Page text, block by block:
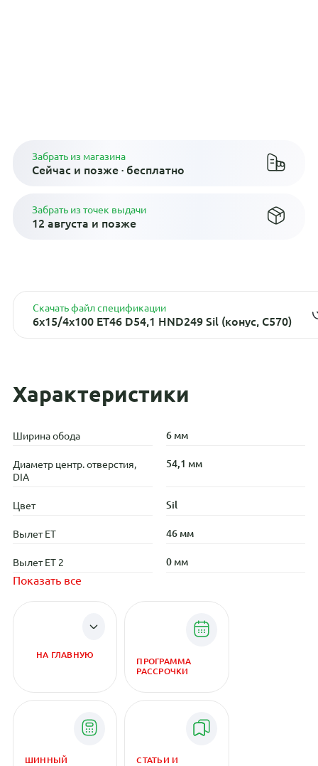
Забрать из магазина
Сейчас и позже · бесплатно
Забрать из точек выдачи
12 августа и позже
Скачать файл спецификации
6x15/4x100 ET46 D54,1 HND249 Sil (конус, C570)
Характеристики
Ширина обода 6 мм
Диаметр центр. отверстия,
DIA
54,1 мм
Цвет Sil
Вылет ET 46 мм
Вылет ET 2 0 мм
Показать все
НА ГЛАВНУЮ
ПРОГРАММА
РАССРОЧКИ
ШИННЫЙ
СТАТЬИ И